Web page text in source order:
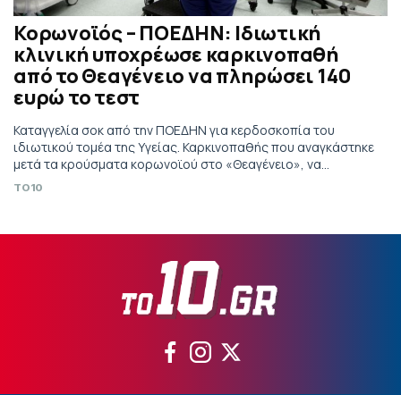
Κορωνοϊός – ΠΟΕΔΗΝ: Ιδιωτική
κλινική υποχρέωσε καρκινοπαθή
από το Θεαγένειο να πληρώσει 140
ευρώ το τεστ
Καταγγελία σοκ από την ΠΟΕΔΗΝ για κερδοσκοπία του
ιδιωτικού τομέα της Υγείας. Καρκινοπαθής που αναγκάστηκε
μετά τα κρούσματα κορωνοϊού στο «Θεαγένειο», να
συνεχίσει τη θεραπεία της σε ιδιωτική κλινική, πλήρωσε από
TO10